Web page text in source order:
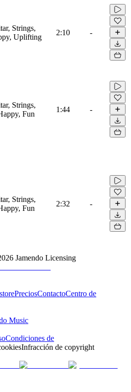
Strings,
Uplifting
2:10 -
Strings,
Fun
1:44 -
Strings,
Fun
2:32 -
Jamendo Licensing
PreciosContactoCentro de
Music
Condiciones de
Infracción de copyright